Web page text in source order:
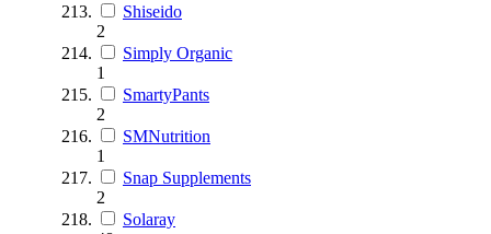
Shiseido
2
Simply Organic
1
SmartyPants
2
SMNutrition
1
Snap Supplements
2
Solaray